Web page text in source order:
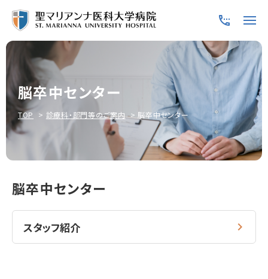
脳卒中センター
TOP 診療科・部門等のご案内 脳卒中センター
脳卒中センター
スタッフ紹介